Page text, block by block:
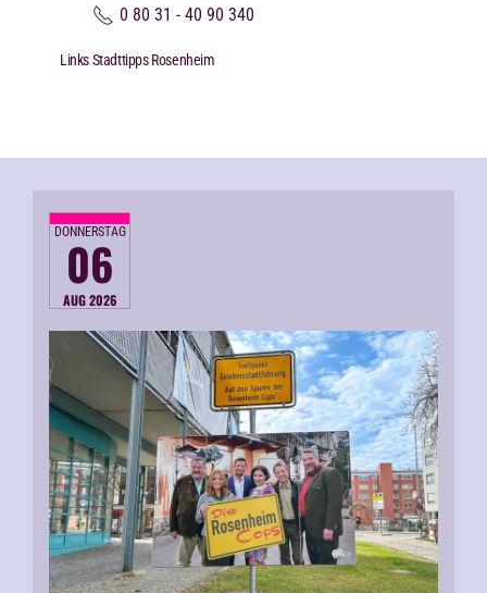
0 80 31 - 40 90 340
Links Stadttipps Rosenheim
DONNERSTAG
06
AUG 2026